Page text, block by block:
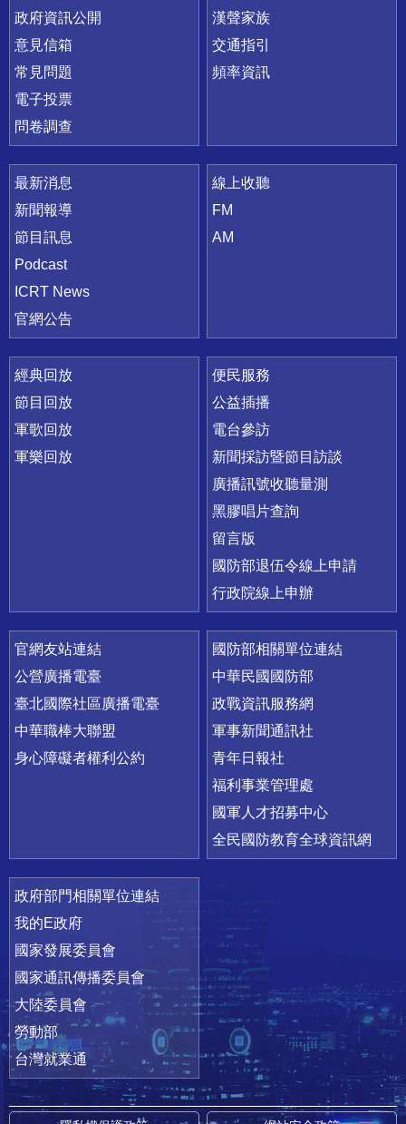
政府資訊公開
意見信箱
常見問題
電子投票
問卷調查
漢聲家族
交通指引
頻率資訊
最新消息
新聞報導
節目訊息
Podcast
ICRT News
官網公告
線上收聽
FM
AM
經典回放
節目回放
軍歌回放
軍樂回放
便民服務
公益插播
電台參訪
新聞採訪暨節目訪談
廣播訊號收聽量測
黑膠唱片查詢
留言版
國防部退伍令線上申請
行政院線上申辦
官網友站連結
公營廣播電臺
臺北國際社區廣播電臺
中華職棒大聯盟
身心障礙者權利公約
國防部相關單位連結
中華民國國防部
政戰資訊服務網
軍事新聞通訊社
青年日報社
福利事業管理處
國軍人才招募中心
全民國防教育全球資訊網
政府部門相關單位連結
我的E政府
國家發展委員會
國家通訊傳播委員會
大陸委員會
勞動部
台灣就業通